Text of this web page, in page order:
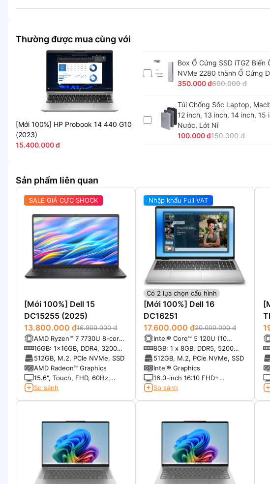
Thường được mua cùng với
[Mới 100%] HP Probook 14 440 G10
(2023)
15.400.000 đ
Box Ổ Cứng SSD iTGZ Biến
NVMe 2280 thành Ổ Cứng
350.000 đ600.000 đ
Túi Chống Sốc Laptop,
12 inch, 13 inch, 14 inch, 15
Nước, Lót Nỉ
100.000 đ150.000 đ
Sản phẩm liên quan
SALE GIÁ CỰC SHOCK
[Mới 100%] Dell 15
DC15255 (2025)
13.800.000 đ16.900.000 đ
AMD Ryzen™ 7 7730U 8-core
with Radeon™ Graphics
16GB: 1x16GB, DDR4, 3200
MT/s
512GB, M.2, PCIe NVMe, SSD
AMD Radeon™ Graphics
15.6", Touch, FHD, 60Hz,
WVA, IPS, Anti-Glare, 250 nits
So sánh
Có 2 lựa chọn cấu hình
Nhập khẩu Full VAT
[Mới 100%] Dell 16
DC16251
17.600.000 đ20.000.000 đ
Intel® Core™ 5 120U (10
cores, up to 5.0 GHz)
8GB: 1 x 8GB, DDR5, 5200
MT/s
512GB, M.2, PCIe NVMe, SSD
Intel® Graphics
16.0-inch 16:10 FHD+
(1920x1200) Touch 300nits
So sánh